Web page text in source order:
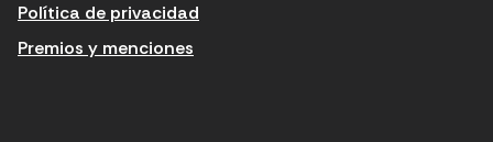
u
e
e
Política de privacidad
Premios y menciones